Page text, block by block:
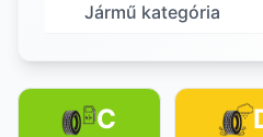
Jármű kategória
C